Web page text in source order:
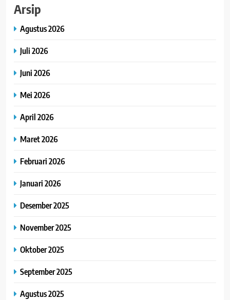
Arsip
Agustus 2026
Juli 2026
Juni 2026
Mei 2026
April 2026
Maret 2026
Februari 2026
Januari 2026
Desember 2025
November 2025
Oktober 2025
September 2025
Agustus 2025